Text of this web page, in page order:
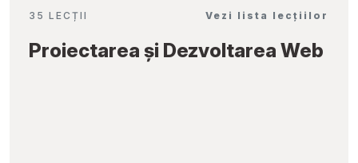
35 LECȚII Vezi lista lecțiilor
Proiectarea și Dezvoltarea Web